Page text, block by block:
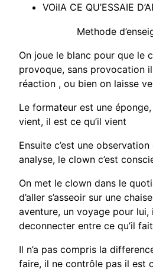
VOilA CE QU’ESSAIE
Methode
On joue le blanc pour que le
provoque, sans provocation il
réaction , ou bien on laisse
Le formateur est une éponge,
vient, il est ce qu’il vient
Ensuite c’est une
analyse, le clown c’est
On met le clown dans le
d’aller s’asseoir sur une
aventure, un voyage pour lui,
deconnecter entre ce qu’il
Il n’a pas compris la
faire, il ne contrôle pas il est